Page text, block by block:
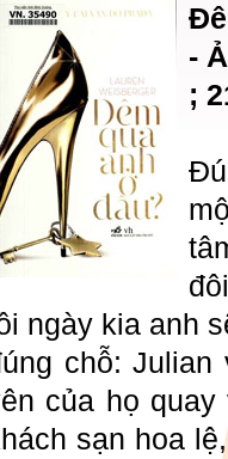
-
;
ngày kia anh
chỗ:
của họ
sạn hoa